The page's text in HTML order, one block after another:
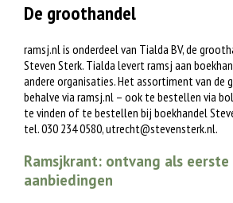
De groothandel
ramsj.nl is onderdeel van Tialda BV, de
Steven Sterk. Tialda levert ramsj aan
andere organisaties. Het assortiment van de
behalve via ramsj.nl – ook te bestellen via
te vinden of te bestellen bij boekhandel
tel. 030 234 0580,utrecht@stevensterk.nl.
Ramsjkrant: ontvang als
aanbiedingen